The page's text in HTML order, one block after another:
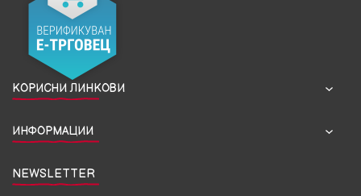
КОРИСНИ ЛИНКОВИ
ИНФОРМАЦИИ
NEWSLETTER